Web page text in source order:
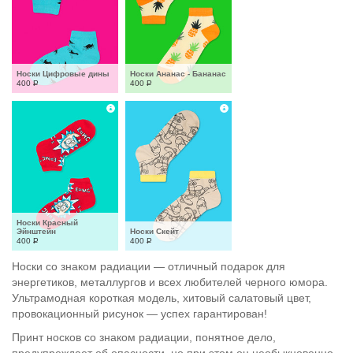
Носки Цифровые дины
400 Р
Носки Ананас - Бананас
400 Р
Носки Красный
Эйнштейн
400 Р
Носки Скейт
400 Р
Носки со знаком радиации — отличный подарок для
энергетиков, металлургов и всех любителей черного юмора.
Ультрамодная короткая модель, хитовый салатовый цвет,
провокационный рисунок — успех гарантирован!
Принт носков со знаком радиации, понятное дело,